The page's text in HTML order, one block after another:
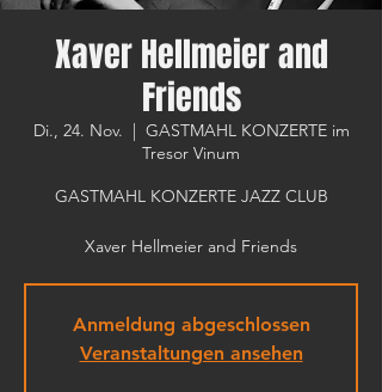
Xaver Hellmeier and
Friends
Di., 24. Nov.
  |
GASTMAHL KONZERTE im
Tresor Vinum
GASTMAHL KONZERTE JAZZ CLUB
Xaver Hellmeier and Friends
Anmeldung abgeschlossen
Veranstaltungen ansehen